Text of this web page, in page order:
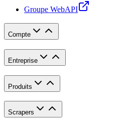
Groupe WebAPI
Compte
Entreprise
Produits
Scrapers